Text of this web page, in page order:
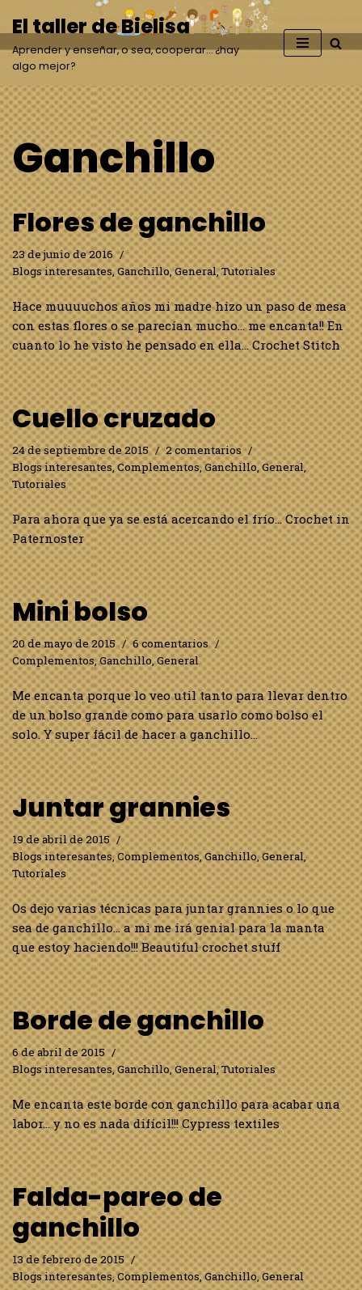
Saltar
al
contenido
El taller de Bielisa
Aprender y enseñar, o sea, cooperar… ¿hay
algo mejor?
Ganchillo
Flores de ganchillo
23 de junio de 2016
Blogs interesantes,Ganchillo,General,Tutoriales
Hace muuuuchos años mi madre hizo un paso de mesa
con estas flores o se parecían mucho… me encanta!! En
cuanto lo he visto he pensado en ella… Crochet Stitch
Cuello cruzado
24 de septiembre de 2015
2 comentarios
Blogs interesantes,Complementos,Ganchillo,General,
Tutoriales
Para ahora que ya se está acercando el frío… Crochet in
Paternoster
Mini bolso
20 de mayo de 2015
6 comentarios
Complementos,Ganchillo,General
Me encanta porque lo veo util tanto para llevar dentro
de un bolso grande como para usarlo como bolso el
solo. Y super fácil de hacer a ganchillo…
Juntar grannies
19 de abril de 2015
Blogs interesantes,Complementos,Ganchillo,General,
Tutoriales
Os dejo varias técnicas para juntar grannies o lo que
sea de ganchillo… a mi me irá genial para la manta
que estoy haciendo!!! Beautiful crochet stuff
Borde de ganchillo
6 de abril de 2015
Blogs interesantes,Ganchillo,General,Tutoriales
Me encanta este borde con ganchillo para acabar una
labor… y no es nada difícil!!! Cypress textiles
Falda-pareo de
ganchillo
13 de febrero de 2015
Blogs interesantes,Complementos,Ganchillo,General